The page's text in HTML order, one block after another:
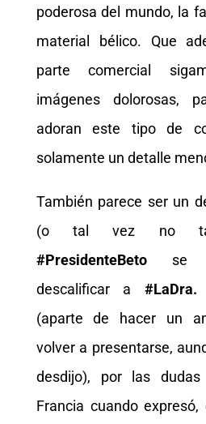
poderosa del mundo, la
material bélico. Que
parte comercial
imágenes dolorosas,
adoran este tipo de
solamente un detalle
También parece ser un
(o tal vez no
#PresidenteBetose
descalificar a #LaDra.
(aparte de hacer un
volver a presentarse,
desdijo), por las
Francia cuando